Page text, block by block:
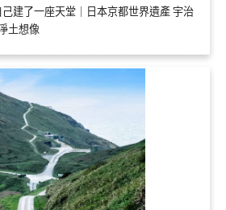
建了一座天堂｜日本京都世界遺產 宇治
土想像